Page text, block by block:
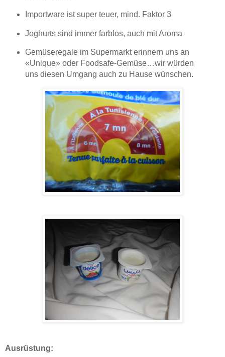
Importware ist super teuer, mind. Faktor 3
Joghurts sind immer farblos, auch mit Aroma
Gemüseregale im Supermarkt erinnern uns an
«Unique» oder Foodsafe-Gemüse…wir würden
uns diesen Umgang auch zu Hause wünschen.
Ausrüstung: